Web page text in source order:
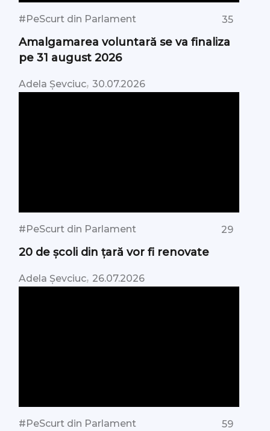
#PeScurt din Parlament 35
Amalgamarea voluntară se va finaliza
pe 31 august 2026
Adela Șevciuc, 30.07.2026
#PeScurt din Parlament 29
20 de școli din țară vor fi renovate
Adela Șevciuc, 26.07.2026
#PeScurt din Parlament 59